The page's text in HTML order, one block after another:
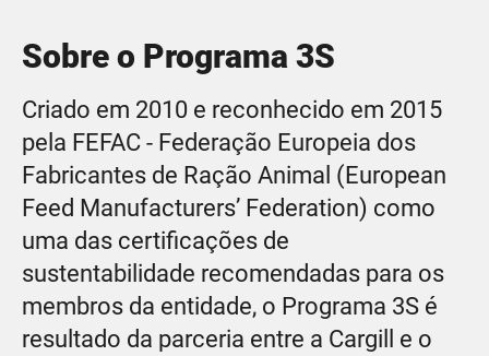
Sobre o Programa 3S
Criado em 2010 e reconhecido em 2015
pela FEFAC - Federação Europeia dos
Fabricantes de Ração Animal (European
Feed Manufacturers’ Federation) como
uma das certificações de
sustentabilidade recomendadas para os
membros da entidade, o Programa 3S é
resultado da parceria entre a Cargill e o